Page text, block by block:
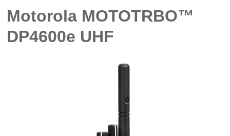
Motorola MOTOTRBO™
DP4600e UHF